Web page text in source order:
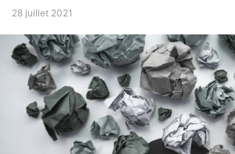
28 juillet 2021